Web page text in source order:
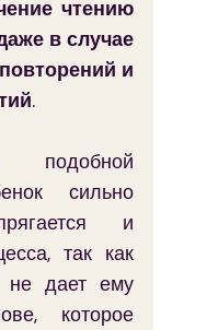
чтению
в случае
и
.
подобной
сильно
и
так как
не дает ему
которое